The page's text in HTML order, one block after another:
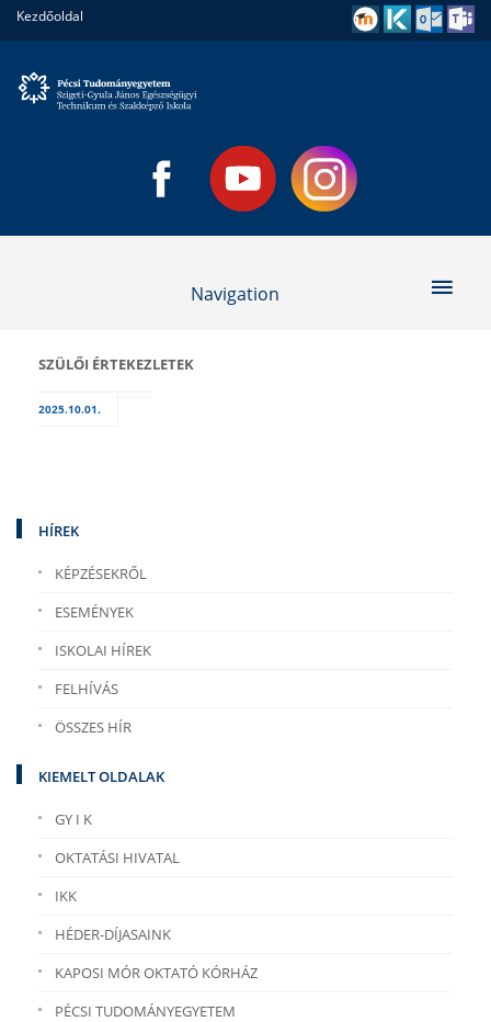
Kezdőoldal
Navigation
SZÜLŐI ÉRTEKEZLETEK
2025.10.01.
HÍREK
KÉPZÉSEKRŐL
ESEMÉNYEK
ISKOLAI HÍREK
FELHÍVÁS
ÖSSZES HÍR
KIEMELT OLDALAK
GY I K
OKTATÁSI HIVATAL
IKK
HÉDER-DÍJASAINK
KAPOSI MÓR OKTATÓ KÓRHÁZ
PÉCSI TUDOMÁNYEGYETEM